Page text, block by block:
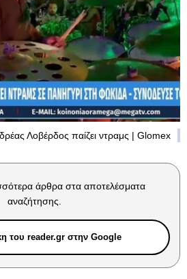
Λοβέρδος παίζει ντραμς | Glomex
άρθρα στα αποτελέσματα
αναζήτησης.
του reader.gr στην Google